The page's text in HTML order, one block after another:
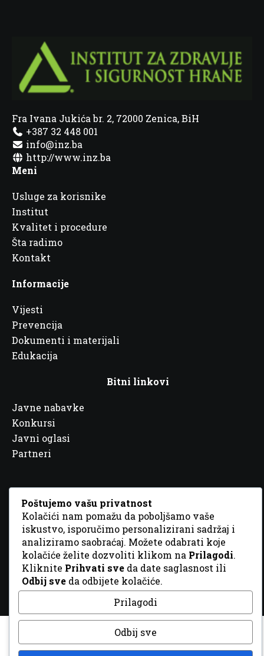
Fra Ivana Jukića br. 2, 72000 Zenica, BiH
+387 32 448 001
info@inz.ba
http://www.inz.ba
Meni
Usluge za korisnike
Institut
Kvalitet i procedure
Šta radimo
Kontakt
Informacije
Vijesti
Prevencija
Dokumenti i materijali
Edukacija
Bitni linkovi
Javne nabavke
Konkursi
Javni oglasi
Partneri
© 2026 Sva prava zadržana. DizajnGordonDM
Poštujemo vašu privatnost
Kolačići nam pomažu da poboljšamo vaše
iskustvo, isporučimo personalizirani sadržaj i
analiziramo saobraćaj. Možete odabrati koje
kolačiće želite dozvoliti klikom na Prilagodi.
Kliknite Prihvati sve da date saglasnost ili
Odbij sve da odbijete kolačiće.
Prilagodi
Odbij sve